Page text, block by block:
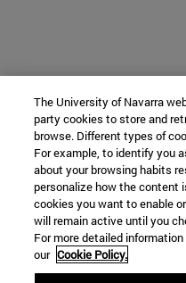
The University of Navarra
party cookies to store and
browse. Different types of
For example, to identify you
about your browsing habits
personalize how the content
cookies you want to enable
will remain active until you
For more detailed
our Cookie Policy.